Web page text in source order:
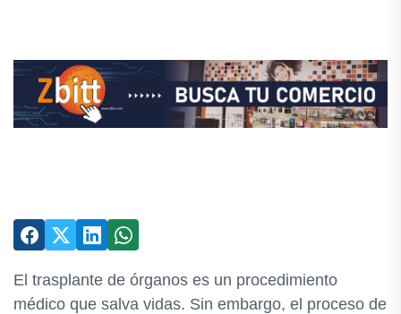
El trasplante de órganos es un procedimiento
médico que salva vidas. Sin embargo, el proceso de